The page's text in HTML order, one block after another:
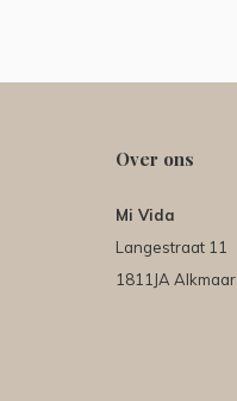
Over ons
Mi Vida
Langestraat 11
1811JA Alkmaar